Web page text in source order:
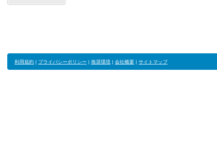
利用規約 | プライバシーポリシー | 推奨環境 | 会社概要 | サイトマップ